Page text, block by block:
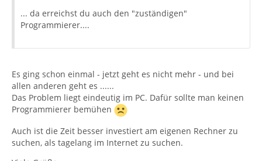
... da erreichst du auch den "zuständigen"
Programmierer....
Es ging schon einmal - jetzt geht es nicht mehr - und bei
allen anderen geht es ......
Das Problem liegt eindeutig im PC. Dafür sollte man keinen
Programmierer bemühen
Auch ist die Zeit besser investiert am eigenen Rechner zu
suchen, als tagelang im Internet zu suchen.